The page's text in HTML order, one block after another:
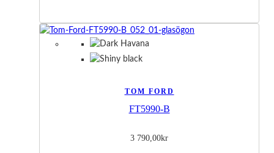
TOM FORD
FT5990-B
3 790,00kr